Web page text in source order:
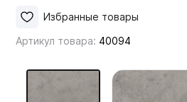
Артикул товара: 40094
Избранные товары